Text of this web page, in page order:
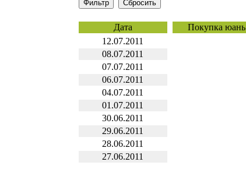
Дата Покупка юань
12.07.2011
08.07.2011
07.07.2011
06.07.2011
04.07.2011
01.07.2011
30.06.2011
29.06.2011
28.06.2011
27.06.2011